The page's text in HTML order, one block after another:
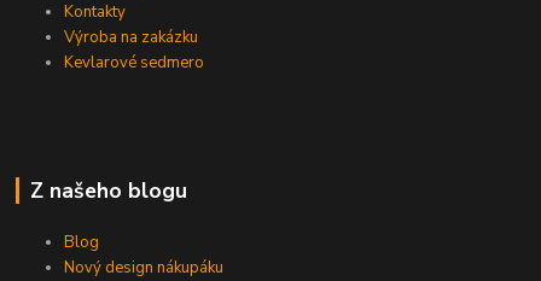
Kontakty
Výroba na zakázku
Kevlarové sedmero
Z našeho blogu
Blog
Nový design nákupáku